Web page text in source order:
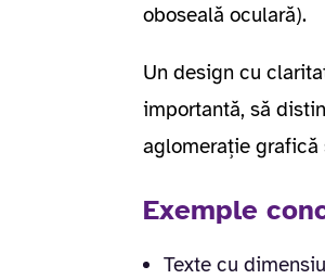
oboseală oculară).
Un design cu
importantă, să
aglomerație grafică
Exemple
Texte cu